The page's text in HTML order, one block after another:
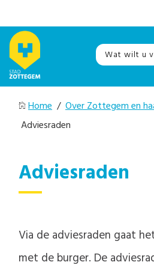
Home / Over Zottegem en
Adviesraden
Adviesraden
Via de adviesraden gaat
met de burger. De